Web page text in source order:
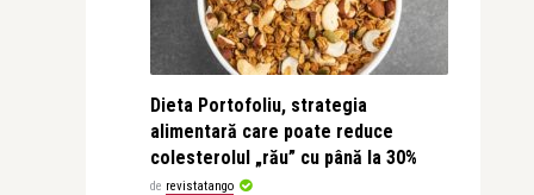
Dieta Portofoliu, strategia
alimentară care poate reduce
colesterolul „rău” cu până la 30%
de revistatango